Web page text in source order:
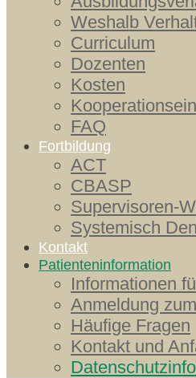
Weshalb
Curriculum
Dozenten
Kosten
FAQ
Fortbildung
ACT
CBASP
Supervisoren-
Systemisch
Kontakt
Patienteninformation
Informationen
Anmeldung
Häufige Fragen
Kontakt und